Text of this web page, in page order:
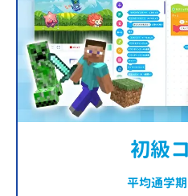
初級
平均通学